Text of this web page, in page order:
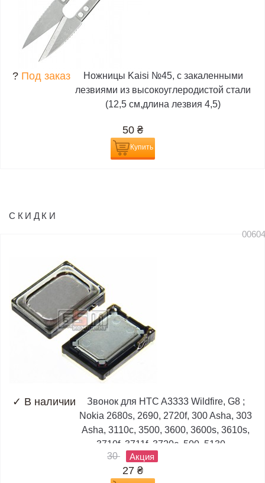
? Под заказ
Ножницы Kaisi №45, с закаленными
лезвиями из высокоуглеродистой стали
(12,5 см,длина лезвия 4,5)
50 ₴
Купить
СКИДКИ
✓ В наличии
Звонок для HTC A3333 Wildfire, G8 ;
Nokia 2680s, 2690, 2720f, 300 Asha, 303
Asha, 3110c, 3500, 3600, 3600s, 3610s,
3710f, 3711f, 3720c, 500, 5130,...
30
Акция
27 ₴